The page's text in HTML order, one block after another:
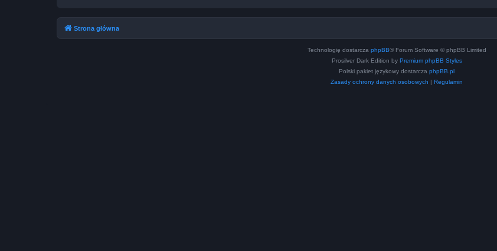
Strona główna
Technologię dostarcza phpBB® Forum Software © phpBB Limited
Prosilver Dark Edition by Premium phpBB Styles
Polski pakiet językowy dostarcza phpBB.pl
Zasady ochrony danych osobowych | Regulamin